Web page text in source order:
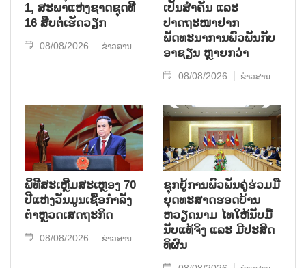
1, ສະພາແຫ່ງຊາດຊຸດທີ
16 ສືບຕໍ່ເຮັດວຽກ
08/08/2026 ຂ່າວສານ
ເປັນສຳຄັນ ແລະ
ປາດຖະໜາຢາກ
ພັດທະນາການພົວພັນກັບ
ອາຊຽນ ຫຼາຍກວ່າ
08/08/2026 ຂ່າວສານ
ພິທີສະເຫຼີມສະເຫຼອງ 70
ປີແຫ່ງວັນມູນເຊື້ອກຳລັງ
ຕຳຫຼວດເສດຖະກິດ
08/08/2026 ຂ່າວສານ
ຊຸກ​ຍູ້​ການ​ພົວ​ພັນ​ຄູ່​ຮ່ວມ​ມື​
ຍຸດ​ທະ​ສາດ​ຮອດ​ບ້ານ
ຫວຽດ​ນາມ ໄທ​ໃຫ້​ນັບ​ມື້​
ນັບ​ແທ້​ຈິງ ແລະ ມີ​ປະ​ສິດ​
ທິ​ຜົນ